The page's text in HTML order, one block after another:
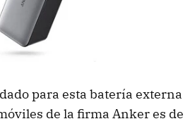
para esta batería externa
de la firma Anker es de